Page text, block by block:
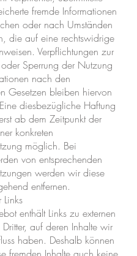
fremde Informationen
oder nach Umständen
die auf eine rechtswidrige
Verpflichtungen zur
oder Sperrung der Nutzung
nach den
Gesetzen bleiben hiervon
diesbezügliche Haftung
ab dem Zeitpunkt der
konkreten
möglich. Bei
von entsprechenden
werden wir diese
entfernen.
enthält Links zu externen
auf deren Inhalte wir
haben. Deshalb können